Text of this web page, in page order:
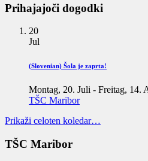
Prihajajoči dogodki
20
Jul
(Slovenian) Šola je zaprta!
Montag, 20. Juli - Freitag, 14.
TŠC Maribor
Prikaži celoten koledar…
TŠC Maribor